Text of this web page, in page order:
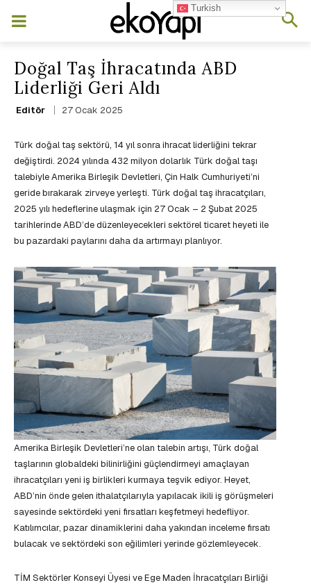
Doğal Taş İhracatında ABD
Liderliği Geri Aldı
Editör 27 Ocak 2025
Türk doğal taş sektörü, 14 yıl sonra ihracat liderliğini tekrar
değiştirdi. 2024 yılında 432 milyon dolarlık Türk doğal taşı
talebiyle Amerika Birleşik Devletleri, Çin Halk Cumhuriyeti’ni
geride bırakarak zirveye yerleşti. Türk doğal taş ihracatçıları,
2025 yılı hedeflerine ulaşmak için 27 Ocak – 2 Şubat 2025
tarihlerinde ABD’de düzenleyecekleri sektörel ticaret heyeti ile
bu pazardaki paylarını daha da artırmayı planlıyor.
Amerika Birleşik Devletleri’ne olan talebin artışı, Türk doğal
taşlarının globaldeki bilinirliğini güçlendirmeyi amaçlayan
ihracatçıları yeni iş birlikleri kurmaya teşvik ediyor. Heyet,
ABD’nin önde gelen ithalatçılarıyla yapılacak ikili iş görüşmeleri
sayesinde sektördeki yeni fırsatları keşfetmeyi hedefliyor.
Katılımcılar, pazar dinamiklerini daha yakından inceleme fırsatı
bulacak ve sektördeki son eğilimleri yerinde gözlemleyecek.
TİM Sektörler Konseyi Üyesi ve Ege Maden İhracatçıları Birliği
Turkish